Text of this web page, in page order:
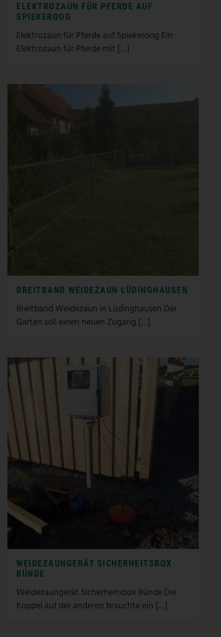
ELEKTROZAUN FÜR PFERDE AUF
SPIEKEROOG
Elektrozaun für Pferde auf Spiekeroog Ein
Elektrozaun für Pferde mit […]
BREITBAND WEIDEZAUN LÜDINGHAUSEN
Breitband Weidezaun in Lüdinghausen Der
Garten soll einen neuen Zugang […]
WEIDEZAUNGERÄT SICHERHEITSBOX
BÜNDE
Weidezaungerät Sicherheitsbox Bünde Die
Koppel auf der anderen brauchte ein […]